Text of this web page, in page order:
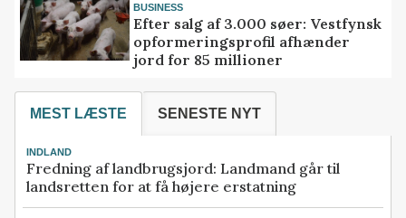
BUSINESS
Efter salg af 3.000 søer: Vestfynsk
opformeringsprofil afhænder
jord for 85 millioner
MEST LÆSTE SENESTE NYT
INDLAND
Fredning af landbrugsjord: Landmand går til
landsretten for at få højere erstatning